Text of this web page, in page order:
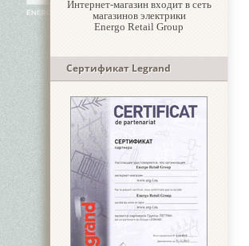
Интернет-магазин входит в сеть
магазинов электрики
Energo Retail Group
Сертификат Legrand